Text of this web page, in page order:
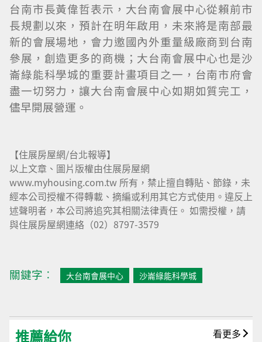
台南市長黃偉哲表示，大台南會展中心從賴前市
長規劃以來，預計在明年啟用，未來將是南部最
新的會展場地，會力邀國內外重量級廠商到台南
參展，創造更多的商機；大台南會展中心也是沙
崙綠能科學城的重要計畫項目之一，台南市府會
盡一切努力，讓大台南會展中心如期如質完工，
儘早開展營運。
【住展房屋網/台北報導】
以上文章、圖片版權由住展房屋網
www.myhousing.com.tw 所有，禁止擅自轉貼、節錄，未
經本公司授權不得轉載、摘編或利用其它方式使用。違反上
述聲明者，本公司將追究其相關法律責任。 如需授權，請
與住展房屋網連絡（02）8797-3579
關鍵字︰ 大台南會展中心 沙崙綠能科學城
推薦給你 看更多